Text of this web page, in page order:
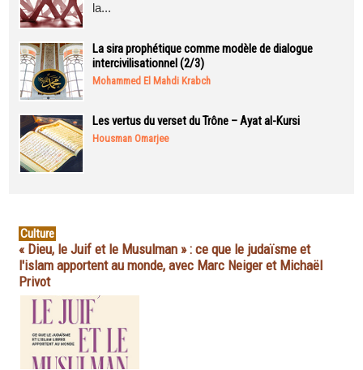
la...
La sira prophétique comme modèle de dialogue
intercivilisationnel (2/3)
Mohammed El Mahdi Krabch
Les vertus du verset du Trône – Ayat al-Kursi
Housman Omarjee
Culture
« Dieu, le Juif et le Musulman » : ce que le judaïsme et
l'islam apportent au monde, avec Marc Neiger et Michaël
Privot